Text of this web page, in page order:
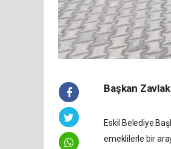
Başkan
Eskil Belediye
emeklilerle bir